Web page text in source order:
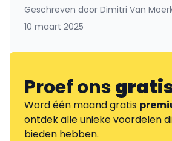
Geschreven door Dimitri Van
10 maart 2025
Proef ons
Word één maand gratis
ontdek alle unieke voordelen
bieden hebben.